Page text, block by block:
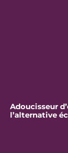
Adoucisseur
l’alternative